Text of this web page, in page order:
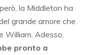
la Middleton ha
grande amore che
William. Adesso,
pronto a